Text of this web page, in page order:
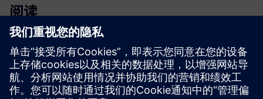
阅读
博客| 利用数字软件应对当今的工业可持续发展挑战
电子书| 借助 Teamcenter X 探索云端 PLM 如何赋能创新和
协同